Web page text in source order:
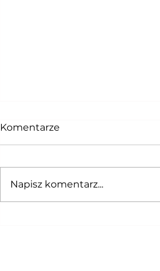
Komentarze
Napisz komentarz...